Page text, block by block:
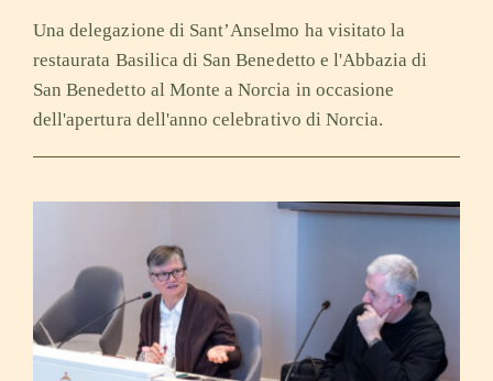
Una delegazione di Sant’Anselmo ha visitato la
restaurata Basilica di San Benedetto e l'Abbazia di
San Benedetto al Monte a Norcia in occasione
dell'apertura dell'anno celebrativo di Norcia.